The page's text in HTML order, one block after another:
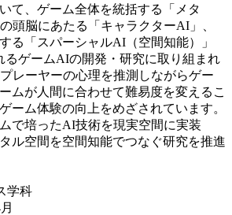
て、ゲーム全体を統括する「メタ
頭脳にあたる「キャラクターAI」、
る「スパーシャルAI（空間知能）」
ゲームAIの開発・研究に取り組まれ
レーヤーの心理を推測しながらゲー
ムが人間に合わせて難易度を変えるこ
ーム体験の向上をめざされています。
で培ったAI技術を現実空間に実装
ル空間を空間知能でつなぐ研究を推進
学科